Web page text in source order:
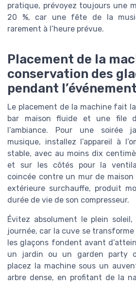
pratique, prévoyez toujours une
20 %, car une fête de la
rarement à l’heure prévue.
Placement de la
conservation des
pendant l’événement
Le placement de la machine fait
bar maison fluide et une file
l’ambiance. Pour une soirée
musique, installez l’appareil à
stable, avec au moins dix
et sur les côtés pour la
coincée contre un mur de
extérieure surchauffe, produit
durée de vie de son compresseur.
Évitez absolument le plein
journée, car la cuve se
les glaçons fondent avant
un jardin ou un garden party
placez la machine sous un
arbre dense, en profitant de la